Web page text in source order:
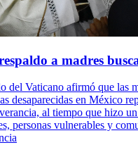
a madres
del Vaticano afirmó que las
desaparecidas en México
al tiempo que hizo
personas vulnerables y